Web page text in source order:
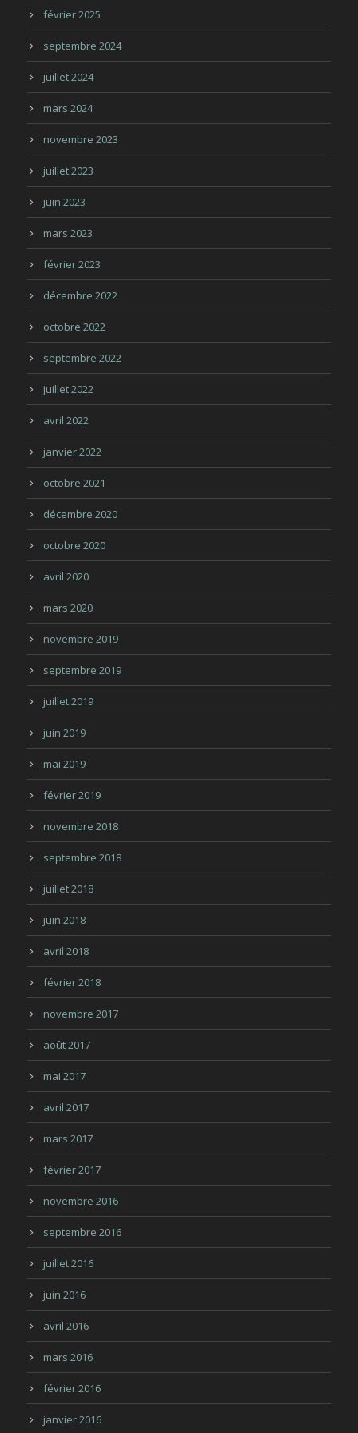
février 2025
septembre 2024
juillet 2024
mars 2024
novembre 2023
juillet 2023
juin 2023
mars 2023
février 2023
décembre 2022
octobre 2022
septembre 2022
juillet 2022
avril 2022
janvier 2022
octobre 2021
décembre 2020
octobre 2020
avril 2020
mars 2020
novembre 2019
septembre 2019
juillet 2019
juin 2019
mai 2019
février 2019
novembre 2018
septembre 2018
juillet 2018
juin 2018
avril 2018
février 2018
novembre 2017
août 2017
mai 2017
avril 2017
mars 2017
février 2017
novembre 2016
septembre 2016
juillet 2016
juin 2016
avril 2016
mars 2016
février 2016
janvier 2016